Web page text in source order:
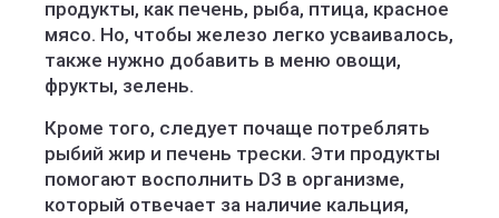
продукты, как печень, рыба, птица, красное
мясо. Но, чтобы железо легко усваивалось,
также нужно добавить в меню овощи,
фрукты, зелень.
Кроме того, следует почаще потреблять
рыбий жир и печень трески. Эти продукты
помогают восполнить D3 в организме,
который отвечает за наличие кальция,